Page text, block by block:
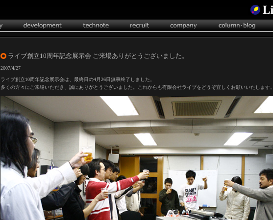
ライブ創立10周年記念展示会 ご来場ありがとうございました。
2007/4/27
ライブ創立10周年記念展示会は、最終日の4月26日無事終了しました。
多くの方々にご来場いただき、誠にありがとうございました。これからも有限会社ライブをどうぞ宜しくお願いいたします。